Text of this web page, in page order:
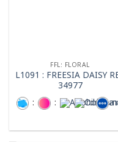
FFL: FLORAL
L1091 : FREESIA DAISY
34977
:
: : :